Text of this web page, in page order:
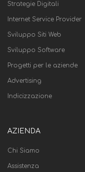
Strategie Digitali
Internet Service Provider
Sviluppo Siti Web
Sviluppo Software
Progetti per le aziende
Advertising
Indicizzazione
AZIENDA
Chi Siamo
Assistenza